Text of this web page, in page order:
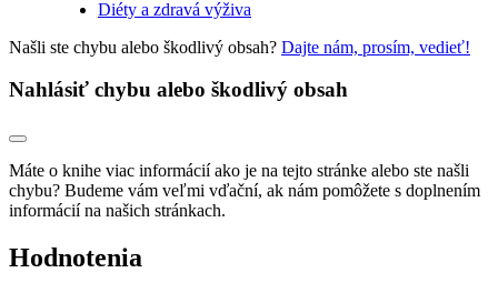
Diéty a zdravá výživa
Našli ste chybu alebo škodlivý obsah? Dajte nám, prosím, vedieť!
Nahlásiť chybu alebo škodlivý obsah
Máte o knihe viac informácií ako je na tejto stránke alebo ste našli
chybu? Budeme vám veľmi vďační, ak nám pomôžete s doplnením
informácií na našich stránkach.
Hodnotenia